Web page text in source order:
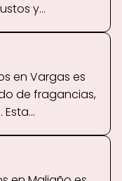
y...
en Vargas es
de fragancias,